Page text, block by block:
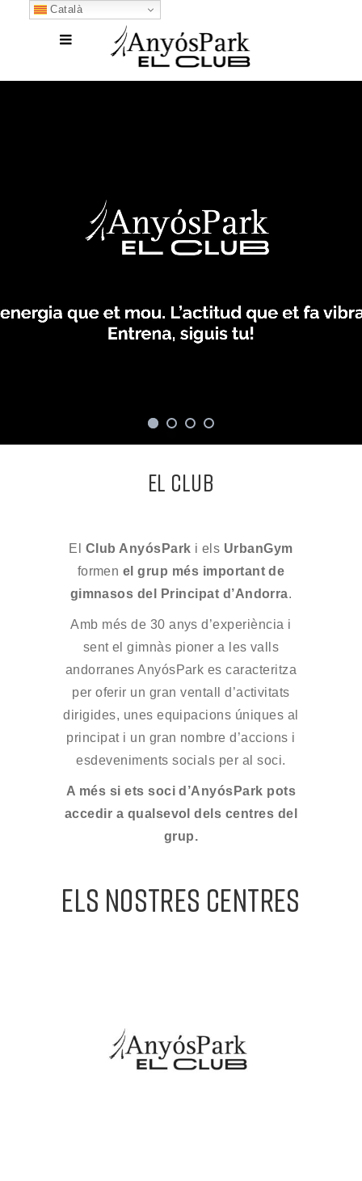
EL CLUB
El Club AnyósPark i els UrbanGym
formen el grup més important de
gimnasos del Principat d’Andorra.
Amb més de 30 anys d’experiència i
sent el gimnàs pioner a les valls
andorranes AnyósPark es caracteritza
per oferir un gran ventall d’activitats
dirigides, unes equipacions úniques al
principat i un gran nombre d’accions i
esdeveniments socials per al soci.
A més si ets soci d’AnyósPark pots
accedir a qualsevol dels centres del
grup.
ELS NOSTRES CENTRES
Català